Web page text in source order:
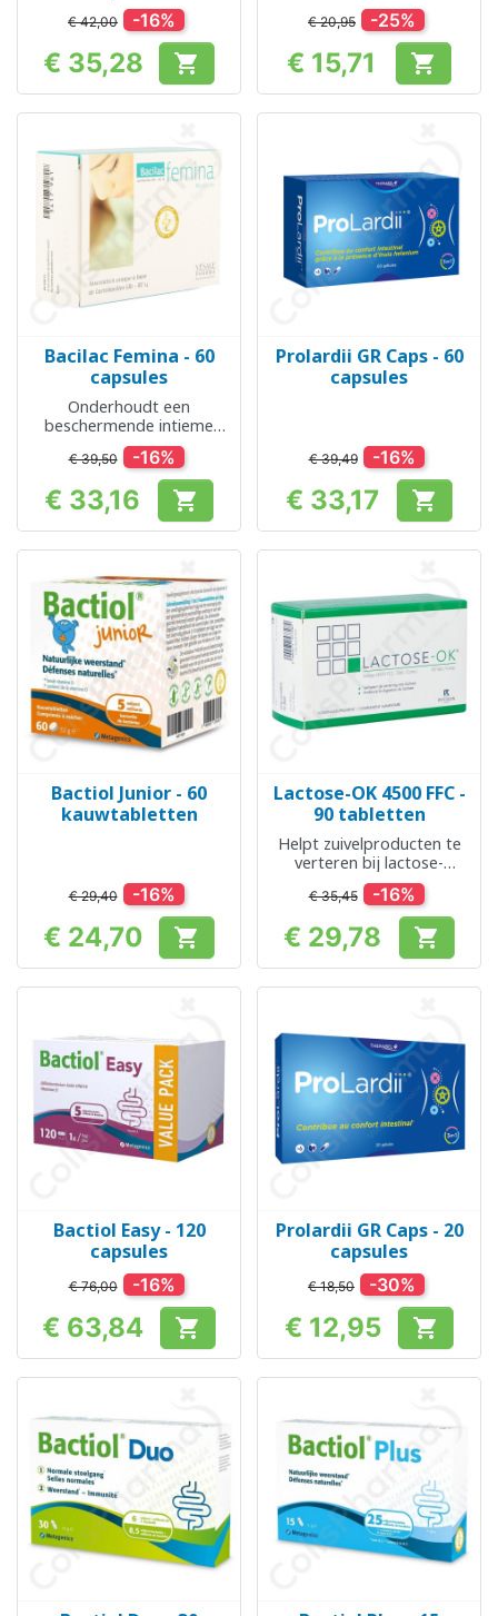
€ 42,00 -16%
Prijs
€ 35,28 
€ 20,95 -25%
Prijs
€ 15,71 
Bacilac Femina - 60
capsules
Onderhoudt een
beschermende intieme
flora
€ 39,50 -16%
Prijs
€ 33,16 
Prolardii GR Caps - 60
capsules
€ 39,49 -16%
Prijs
€ 33,17 
Bactiol Junior - 60
kauwtabletten
€ 29,40 -16%
Prijs
€ 24,70 
Lactose-OK 4500 FFC -
90 tabletten
Helpt zuivelproducten te
verteren bij lactose-
intolerantie
€ 35,45 -16%
Prijs
€ 29,78 
Bactiol Easy - 120
capsules
€ 76,00 -16%
Prijs
€ 63,84 
Prolardii GR Caps - 20
capsules
€ 18,50 -30%
Prijs
€ 12,95 